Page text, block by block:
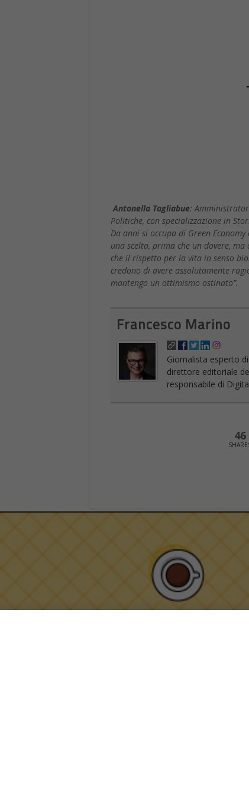
Antonella Tagliabue:
Politiche, con specializzazione in
Da anni si occupa di Green
una scelta, prima che un dovere,
che il rispetto per la vita in senso
credono di avere assolutamente
mantengo un ottimismo ostinato”.
Francesco Marino
Giornalista esperto
direttore editoriale
responsabile di
46